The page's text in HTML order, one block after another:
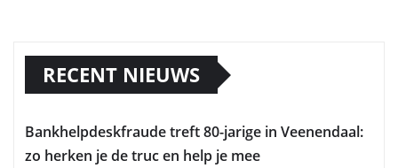
RECENT NIEUWS
Bankhelpdeskfraude treft 80-jarige in Veenendaal:
zo herken je de truc en help je mee